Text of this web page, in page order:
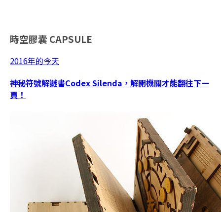
時空膠囊 CAPSULE
2016年的今天
神秘符號解謎書Codex Silenda，解開機關才能翻往下一
頁！